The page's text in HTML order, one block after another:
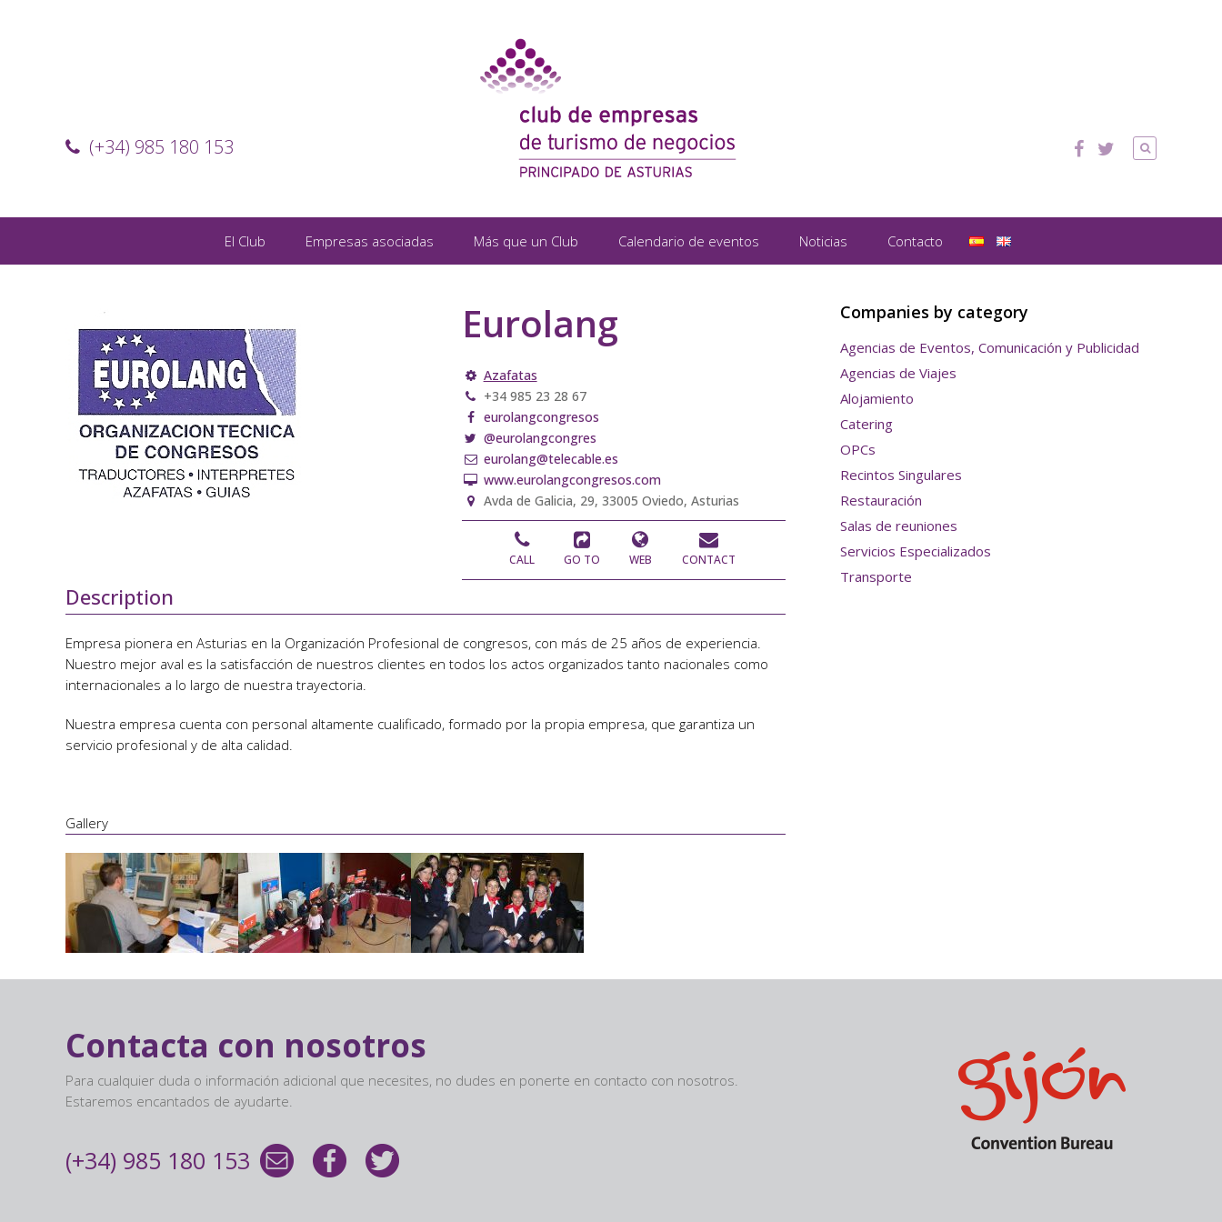
(+34) 985 180 153
El Club Empresas asociadas Más que un Club Calendario de eventos Noticias Contacto
Eurolang
Azafatas
+34 985 23 28 67
eurolangcongresos
@eurolangcongres
eurolang@telecable.es
www.eurolangcongresos.com
Avda de Galicia, 29, 33005 Oviedo, Asturias
CALL GO TO WEB CONTACT
Description
Empresa pionera en Asturias en la Organización Profesional de congresos, con más de 25 años de experiencia.
Nuestro mejor aval es la satisfacción de nuestros clientes en todos los actos organizados tanto nacionales como
internacionales a lo largo de nuestra trayectoria.
Nuestra empresa cuenta con personal altamente cualificado, formado por la propia empresa, que garantiza un
servicio profesional y de alta calidad.
Gallery
Companies by category
Agencias de Eventos, Comunicación y Publicidad
Agencias de Viajes
Alojamiento
Catering
OPCs
Recintos Singulares
Restauración
Salas de reuniones
Servicios Especializados
Transporte
Contacta con nosotros
Para cualquier duda o información adicional que necesites, no dudes en ponerte en contacto con nosotros.
Estaremos encantados de ayudarte.
(+34) 985 180 153